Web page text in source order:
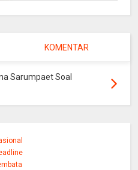
KOMENTAR
Sarumpaet Soal